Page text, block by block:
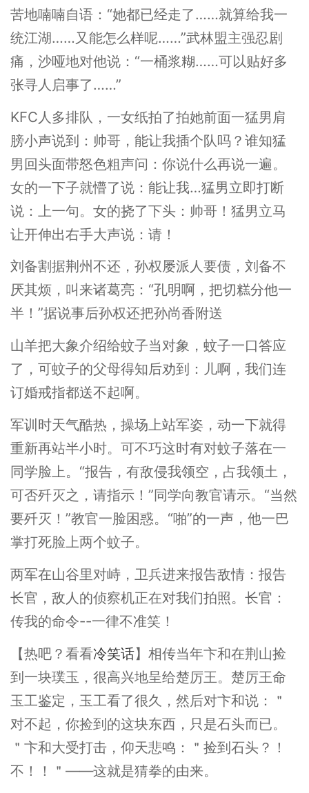
苦地喃喃自语：“她都已经走了……就算给我一
统江湖……又能怎么样呢……”武林盟主强忍剧
痛，沙哑地对他说：“一桶浆糊……可以贴好多
张寻人启事了……”
KFC人多排队，一女纸拍了拍她前面一猛男肩
膀小声说到：帅哥，能让我插个队吗？谁知猛
男回头面带怒色粗声问：你说什么再说一遍。
女的一下子就懵了说：能让我…猛男立即打断
说：上一句。女的挠了下头：帅哥！猛男立马
让开伸出右手大声说：请！
刘备割据荆州不还，孙权屡派人要债，刘备不
厌其烦，叫来诸葛亮：“孔明啊，把切糕分他一
半！”据说事后孙权还把孙尚香附送
山羊把大象介绍给蚊子当对象，蚊子一口答应
了，可蚊子的父母得知后劝到：儿啊，我们连
订婚戒指都送不起啊。
军训时天气酷热，操场上站军姿，动一下就得
重新再站半小时。可不巧这时有对蚊子落在一
同学脸上。“报告，有敌侵我领空，占我领土，
可否歼灭之，请指示！”同学向教官请示。“当然
要歼灭！”教官一脸困惑。“啪”的一声，他一巴
掌打死脸上两个蚊子。
两军在山谷里对峙，卫兵进来报告敌情：报告
长官，敌人的侦察机正在对我们拍照。长官：
传我的命令--一律不准笑！
【热吧？看看冷笑话】相传当年卞和在荆山捡
到一块璞玉，很高兴地呈给楚厉王。楚厉王命
玉工鉴定，玉工看了很久，然后对卞和说：＂
对不起，你捡到的这块东西，只是石头而已。
＂卞和大受打击，仰天悲鸣：＂捡到石头？！
不！！＂——这就是猜拳的由来。